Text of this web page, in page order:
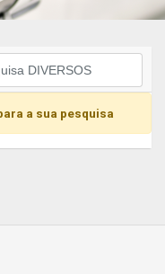
a sua pesquisa